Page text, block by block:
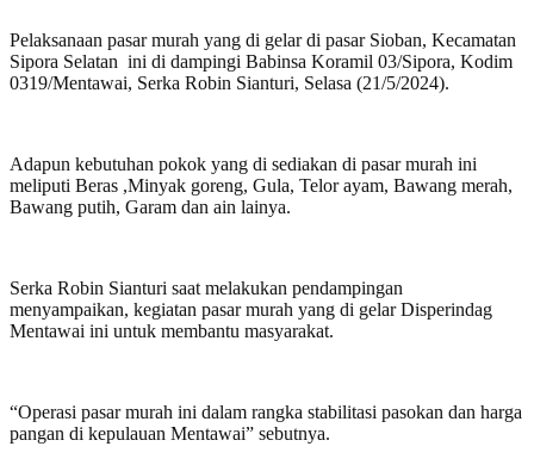
Pelaksanaan pasar murah yang di gelar di pasar Sioban, Kecamatan
Sipora Selatan ini di dampingi Babinsa Koramil 03/Sipora, Kodim
0319/Mentawai, Serka Robin Sianturi, Selasa (21/5/2024).
Adapun kebutuhan pokok yang di sediakan di pasar murah ini
meliputi Beras ,Minyak goreng, Gula, Telor ayam, Bawang merah,
Bawang putih, Garam dan ain lainya.
Serka Robin Sianturi saat melakukan pendampingan
menyampaikan, kegiatan pasar murah yang di gelar Disperindag
Mentawai ini untuk membantu masyarakat.
“Operasi pasar murah ini dalam rangka stabilitasi pasokan dan harga
pangan di kepulauan Mentawai” sebutnya.